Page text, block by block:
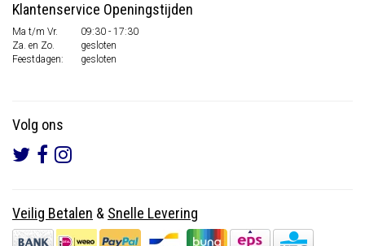
Klantenservice Openingstijden
Ma t/m Vr.
09:30 - 17:30
Za. en Zo.
gesloten
Feestdagen:
gesloten
Volg ons
Veilig Betalen & Snelle Levering